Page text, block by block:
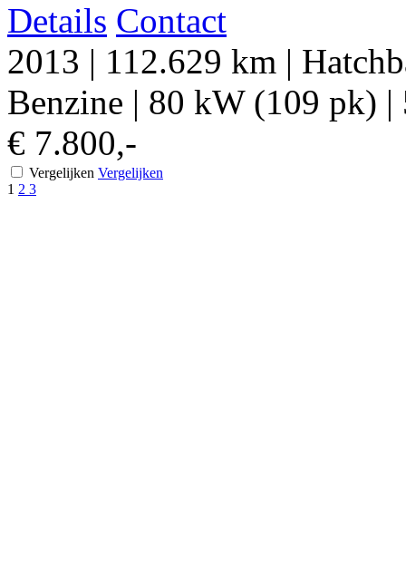
Details Contact
2013 | 112.629 km |
Benzine | 80 kW (109 pk) |
€ 7.800,-
Vergelijken Vergelijken
1 2 3